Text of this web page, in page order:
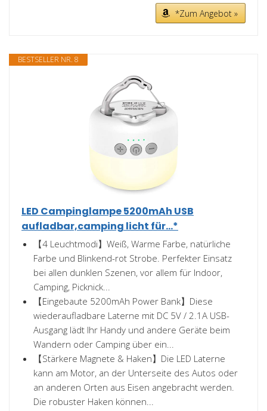
*Zum Angebot »
BESTSELLER NR. 8
LED Campinglampe 5200mAh USB
aufladbar,camping licht für...*
【4 Leuchtmodi】Weiß, Warme Farbe, natürliche
Farbe und Blinkend-rot Strobe. Perfekter Einsatz
bei allen dunklen Szenen, vor allem für Indoor,
Camping, Picknick...
【Eingebaute 5200mAh Power Bank】Diese
wiederaufladbare Laterne mit DC 5V / 2.1A USB-
Ausgang lädt Ihr Handy und andere Geräte beim
Wandern oder Camping über ein...
【Stärkere Magnete & Haken】Die LED Laterne
kann am Motor, an der Unterseite des Autos oder
an anderen Orten aus Eisen angebracht werden.
Die robuster Haken können...